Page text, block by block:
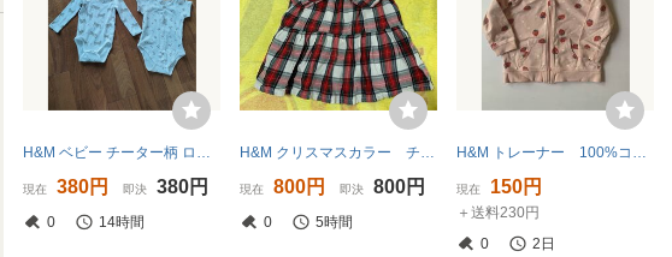
H&M ベビー チーター柄 ロンパース 70-80サイズ
現在 380円 即決 380円
0 14時間
H&M クリスマスカラー チェック 長袖 シャツ ワンピース 86
現在 800円 即決 800円
0 5時間
H&M トレーナー 100%コットン サイズ80cm 1歳 いちご
現在 150円
＋送料230円
0
2日